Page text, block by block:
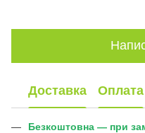
Доставка Оплата
Безкоштовна — при